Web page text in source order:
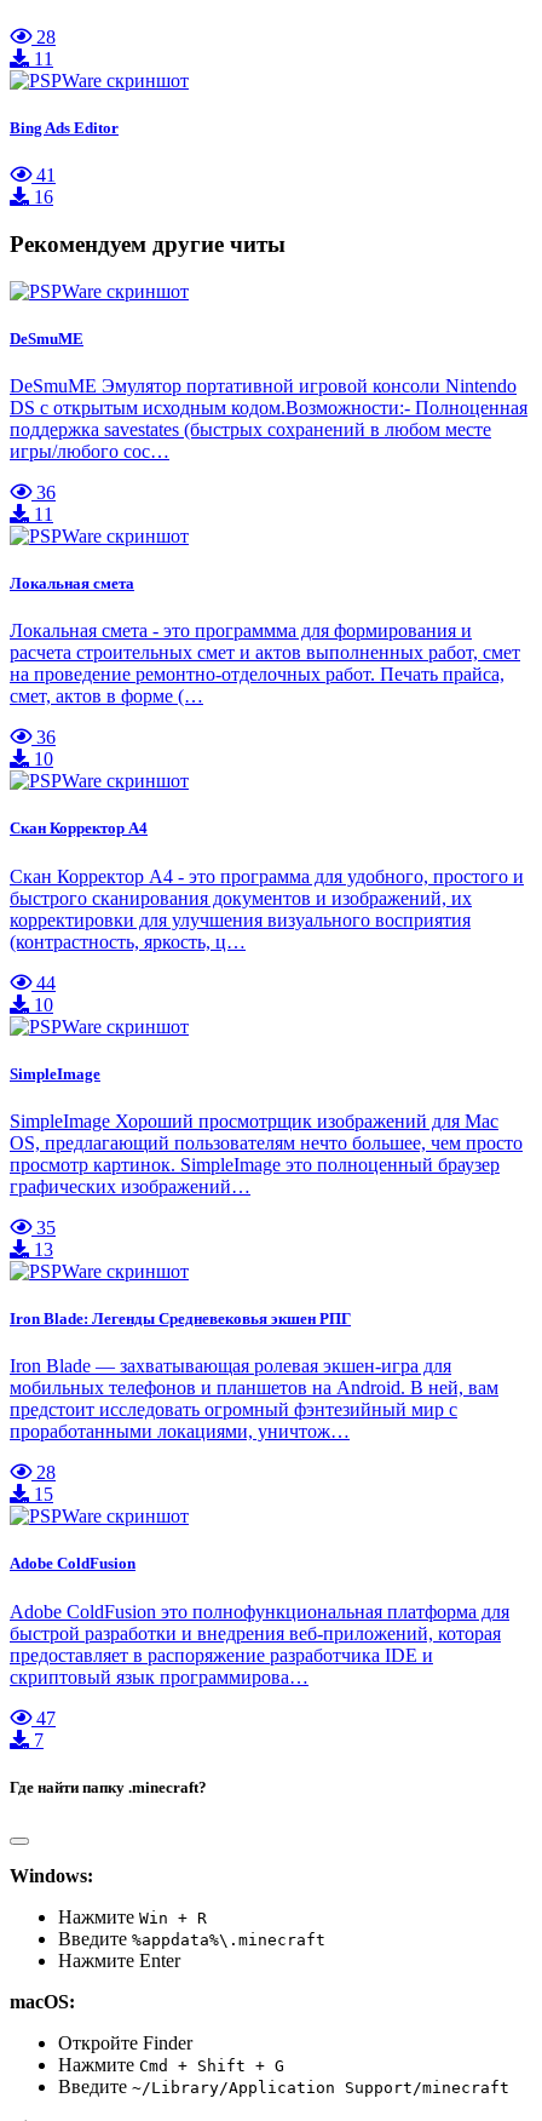
28
11
Bing Ads Editor
41
16
Рекомендуем другие читы
DeSmuME
DeSmuME Эмулятор портативной игровой консоли Nintendo
DS с открытым исходным кодом.Возможности:- Полноценная
поддержка savestates (быстрых сохранений в любом месте
игры/любого сос…
36
11
Локальная смета
Локальная смета - это программма для формирования и
расчета строительных смет и актов выполненных работ, смет
на проведение ремонтно-отделочных работ. Печать прайса,
смет, актов в форме (…
36
10
Скан Корректор А4
Скан Корректор А4 - это программа для удобного, простого и
быстрого сканирования документов и изображений, их
корректировки для улучшения визуального восприятия
(контрастность, яркость, ц…
44
10
SimpleImage
SimpleImage Хороший просмотрщик изображений для Mac
OS, предлагающий пользователям нечто большее, чем просто
просмотр картинок. SimpleImage это полноценный браузер
графических изображений…
35
13
Iron Blade: Легенды Средневековья экшен РПГ
Iron Blade — захватывающая ролевая экшен-игра для
мобильных телефонов и планшетов на Android. В ней, вам
предстоит исследовать огромный фэнтезийный мир с
проработанными локациями, уничтож…
28
15
Adobe ColdFusion
Adobe ColdFusion это полнофункциональная платформа для
быстрой разработки и внедрения веб-приложений, которая
предоставляет в распоряжение разработчика IDE и
скриптовый язык программирова…
47
7
Где найти папку .minecraft?
Windows:
Нажмите Win + R
Введите %appdata%\.minecraft
Нажмите Enter
macOS:
Откройте Finder
Нажмите Cmd + Shift + G
Введите ~/Library/Application Support/minecraft